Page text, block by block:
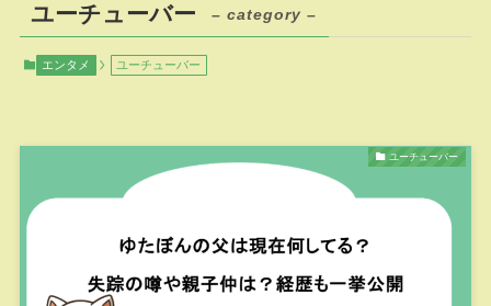
ユーチューバー – category –
エンタメ ユーチューバー
ユーチューバー